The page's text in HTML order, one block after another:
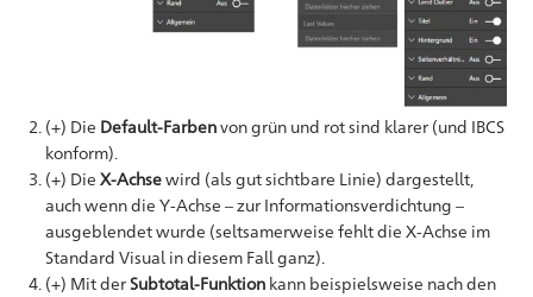
(+) Die Default-Farbenvon grün und rot sind klarer (und IBCS
konform).
(+) DieX-Achsewird (als gut sichtbare Linie) dargestellt,
auch wenn die Y-Achse – zur Informationsverdichtung –
ausgeblendet wurde (seltsamerweise fehlt die X-Achse im
Standard Visual in diesem Fall ganz).
(+) Mit derSubtotal-Funktion kann beispielsweise nach den